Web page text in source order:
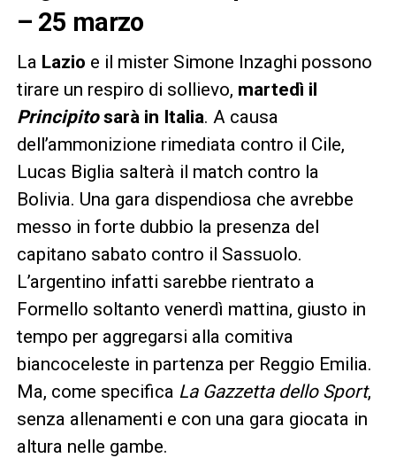
– 25 marzo
La Lazio e il mister Simone Inzaghi possono
tirare un respiro di sollievo, martedì il
Principitosarà in Italia. A causa
dell’ammonizione rimediata contro il Cile,
Lucas Biglia salterà il match contro la
Bolivia. Una gara dispendiosa che avrebbe
messo in forte dubbio la presenza del
capitano sabato contro il Sassuolo.
L’argentino infatti sarebbe rientrato a
Formello soltanto venerdì mattina, giusto in
tempo per aggregarsi alla comitiva
biancoceleste in partenza per Reggio Emilia.
Ma, come specifica La Gazzetta dello Sport,
senza allenamenti e con una gara giocata in
altura nelle gambe.